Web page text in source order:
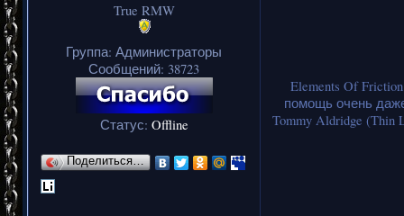
True RMW
Группа: Администраторы
Сообщений: 38723
Статус: Offline
Поделиться…
Elements Of
помощь очень
Tommy Aldridge (Thin